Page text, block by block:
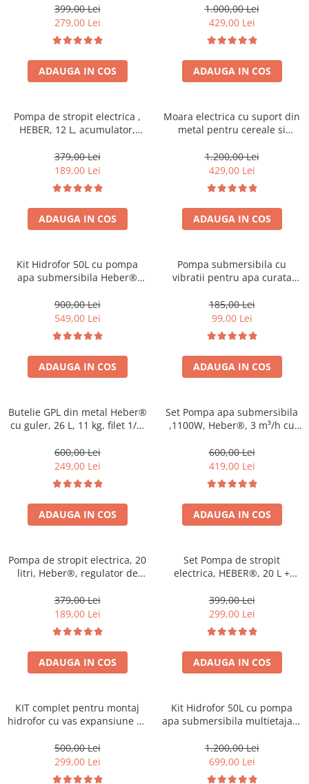
Accesorii mori electrice
Batoze de porumb
Zdrobitoare struguri, fructe si
legume
Aparate de sudura
Drujbe
Motoare electrice
Scule si Unelte Electrice
Coloane dus
Chiuvete
Baterii de bucatarie
Baterii de baie
Echipamente de lucru
Accesorii beton
Betoniere
Generatoare
Motocultoare
Produse uz casnic
Seminee electrice
399,00 Lei
279,00 Lei
ADAUGA IN COS
macinat cereale, uruiala,
porumb boabe, stiuleti,
coceni, butuc cu 20 ciocanele,
4 site
1.000,00 Lei
429,00 Lei
ADAUGA IN COS
Pompa de stropit electrica ,
HEBER, 12 L, acumulator,
incluse
379,00 Lei
189,00 Lei
ADAUGA IN COS
Moara electrica cu suport din
metal pentru cereale si
Mare, motor 3,5 kw (100%
cupru), 3000 rpm, 300 kg/h, 4
site de rezerva, 20 ciocanele
1.200,00 Lei
429,00 Lei
ADAUGA IN COS
Kit Hidrofor 50L cu pompa
apa submersibila Heber®
premium complet
900,00 Lei
549,00 Lei
ADAUGA IN COS
Pompa submersibila cu
vibratii pentru apa curata
racordare, 18 l/min debit
maxim, 6 m adancime
absorbtie, 60 m inaltime
refulare
185,00 Lei
99,00 Lei
ADAUGA IN COS
Butelie GPL din metal Heber®
cu guler, 26 L, 11 kg, filet 1/2,
600,00 Lei
249,00 Lei
ADAUGA IN COS
Set Pompa apa submersibila
,1100W, Heber®, 3 m³/h cu
Inlocuieste vasul de
expansiune
600,00 Lei
419,00 Lei
ADAUGA IN COS
Pompa de stropit electrica, 20
litri, Heber®, regulator de
acumulator, 5 duze incluse
379,00 Lei
189,00 Lei
ADAUGA IN COS
Set Pompa de stropit
electrica, HEBER®, 20 L +
399,00 Lei
299,00 Lei
ADAUGA IN COS
KIT complet pentru montaj
hidrofor cu vas expansiune 50
500,00 Lei
299,00 Lei
Kit Hidrofor 50L cu pompa
apa submersibila multietajata
Sistem premium complet
1.200,00 Lei
699,00 Lei